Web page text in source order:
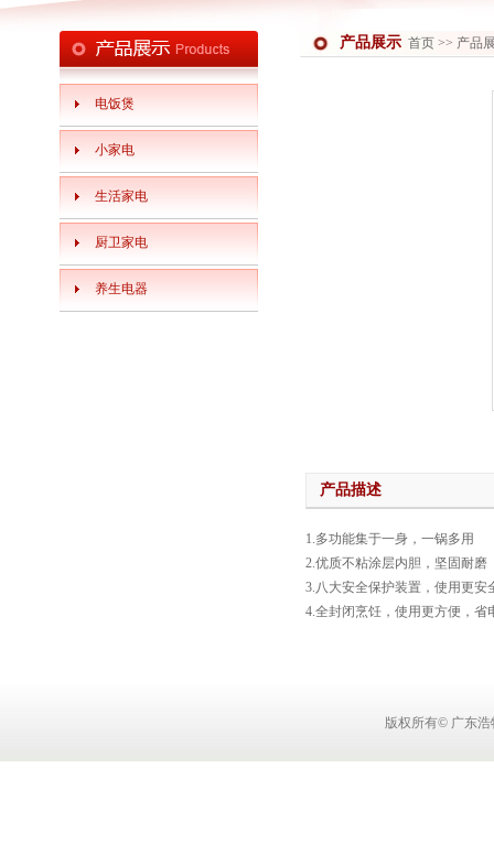
首页 >> 产品
产品展示
产品描述
1.多功能集于一身，一锅多用
2.优质不粘涂层内胆，坚固耐磨
3.八大安全保护装置，使用更安
4.全封闭烹饪，使用更方便，省
电饭煲
小家电
生活家电
厨卫家电
养生电器
版权所有© 广东